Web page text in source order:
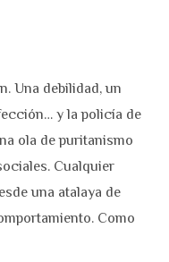
Una debilidad, un
y la policía de
ola de puritanismo
Cualquier
una atalaya de
Como